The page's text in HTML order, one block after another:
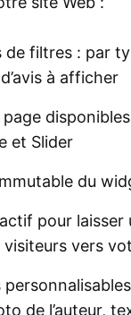
de filtres : par
à afficher
et Slider
du
pour laisser
visiteurs vers
de l’auteur,